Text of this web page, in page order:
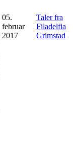
05.
februar
2017
Taler fra
Filadelfia
Grimstad